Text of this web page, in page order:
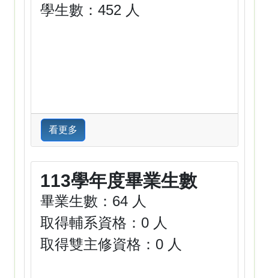
學生數：452 人
看更多
113學年度畢業生數
畢業生數：64 人
取得輔系資格：0 人
取得雙主修資格：0 人